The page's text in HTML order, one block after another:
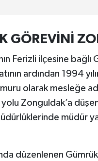
GÖREVİNİ
Ferizli ilçesine
ardından 1994
olarak mesleğe
Zonguldak’a
müdür
düzenlenen